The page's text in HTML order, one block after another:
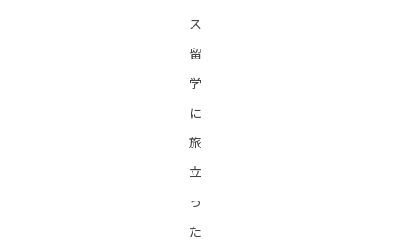
ス
留
学
に
旅
立
っ
た